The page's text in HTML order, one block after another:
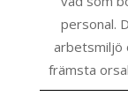
personal.
arbetsmiljö
främsta